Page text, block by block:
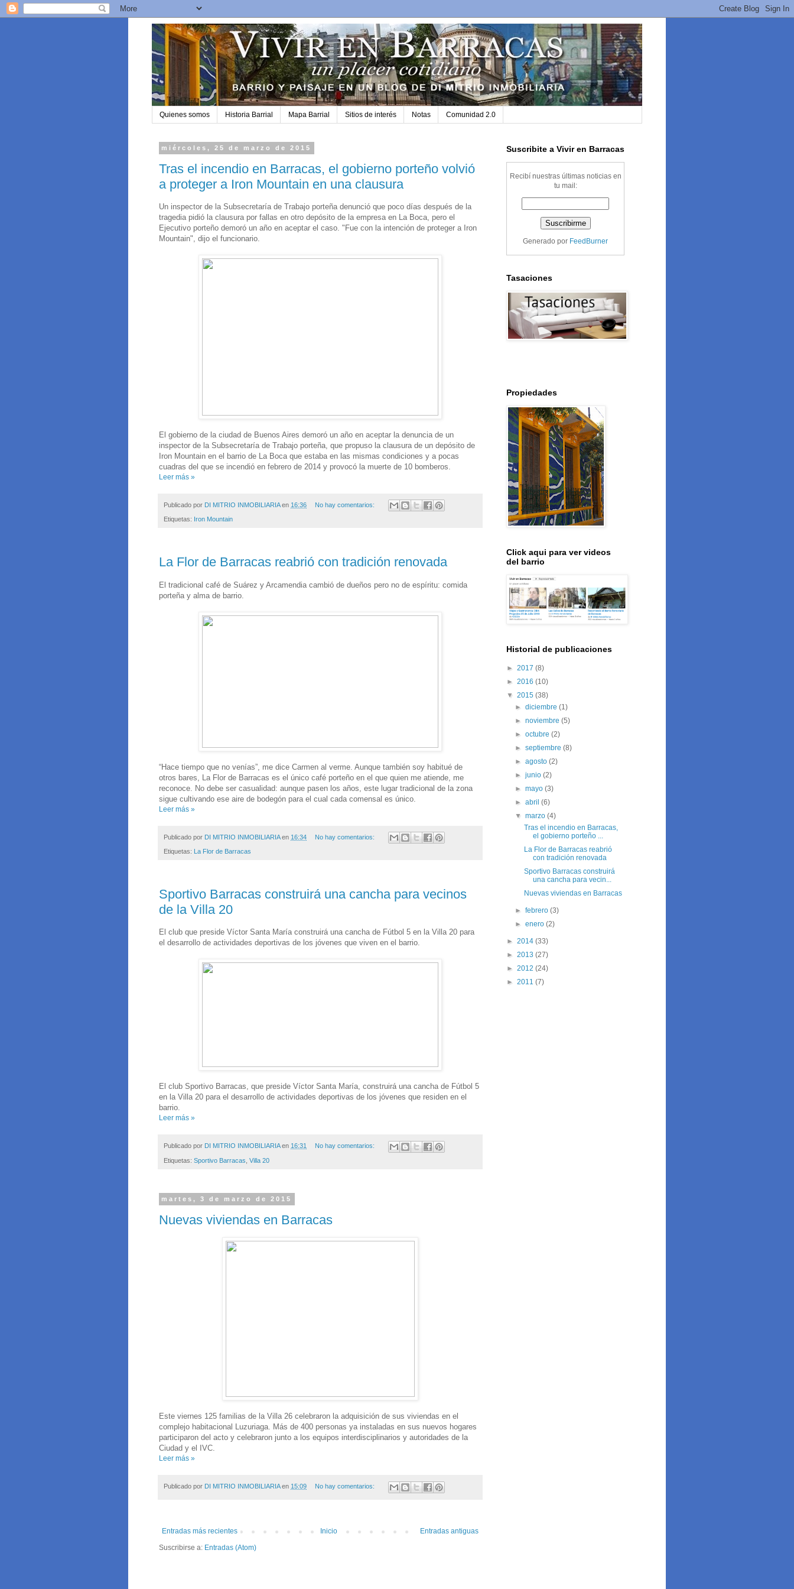
Quienes somos Historia Barrial Mapa Barrial Sitios de interés Notas Comunidad 2.0
miércoles, 25 de marzo de 2015
Tras el incendio en Barracas, el gobierno porteño volvió
a proteger a Iron Mountain en una clausura
Un inspector de la Subsecretaría de Trabajo porteña denunció que poco días después de la
tragedia pidió la clausura por fallas en otro depósito de la empresa en La Boca, pero el
Ejecutivo porteño demoró un año en aceptar el caso. "Fue con la intención de proteger a Iron
Mountain", dijo el funcionario.
El gobierno de la ciudad de Buenos Aires demoró un año en aceptar la denuncia de un
inspector de la Subsecretaría de Trabajo porteña, que propuso la clausura de un depósito de
Iron Mountain en el barrio de La Boca que estaba en las mismas condiciones y a pocas
cuadras del que se incendió en febrero de 2014 y provocó la muerte de 10 bomberos.
Leer más »
Publicado por DI MITRIO INMOBILIARIA en 16:36 No hay comentarios:
Etiquetas: Iron Mountain
La Flor de Barracas reabrió con tradición renovada
El tradicional café de Suárez y Arcamendia cambió de dueños pero no de espíritu: comida
porteña y alma de barrio.
“Hace tiempo que no venías”, me dice Carmen al verme. Aunque también soy habitué de
otros bares, La Flor de Barracas es el único café porteño en el que quien me atiende, me
reconoce. No debe ser casualidad: aunque pasen los años, este lugar tradicional de la zona
sigue cultivando ese aire de bodegón para el cual cada comensal es único.
Leer más »
Publicado por DI MITRIO INMOBILIARIA en 16:34 No hay comentarios:
Etiquetas: La Flor de Barracas
Sportivo Barracas construirá una cancha para vecinos
de la Villa 20
El club que preside Víctor Santa María construirá una cancha de Fútbol 5 en la Villa 20 para
el desarrollo de actividades deportivas de los jóvenes que viven en el barrio.
El club Sportivo Barracas, que preside Víctor Santa María, construirá una cancha de Fútbol 5
en la Villa 20 para el desarrollo de actividades deportivas de los jóvenes que residen en el
barrio.
Leer más »
Publicado por DI MITRIO INMOBILIARIA en 16:31 No hay comentarios:
Etiquetas: Sportivo Barracas Villa 20
martes, 3 de marzo de 2015
Nuevas viviendas en Barracas
Este viernes 125 familias de la Villa 26 celebraron la adquisición de sus viviendas en el
complejo habitacional Luzuriaga. Más de 400 personas ya instaladas en sus nuevos hogares
participaron del acto y celebraron junto a los equipos interdisciplinarios y autoridades de la
Ciudad y el IVC.
Leer más »
Publicado por DI MITRIO INMOBILIARIA en 15:09 No hay comentarios:
Entradas más recientes Entradas antiguas
Inicio
Suscribirse a: Entradas (Atom)
Suscribite a Vivir en Barracas
Recibí nuestras últimas noticias en
tu mail:
Generado por FeedBurner
Tasaciones
Propiedades
Click aqui para ver videos
del barrio
Historial de publicaciones
► 2017 (8)
► 2016 (10)
▼ 2015 (38)
►diciembre(1)
►noviembre(5)
►octubre(2)
►septiembre(8)
►agosto(2)
►junio(2)
►mayo(3)
►abril(6)
▼marzo(4)
Tras el incendio en Barracas,
el gobierno porteño ...
La Flor de Barracas reabrió
con tradición renovada
Sportivo Barracas construirá
una cancha para vecin...
Nuevas viviendas en Barracas
►febrero(3)
►enero(2)
► 2014 (33)
► 2013 (27)
► 2012 (24)
► 2011 (7)